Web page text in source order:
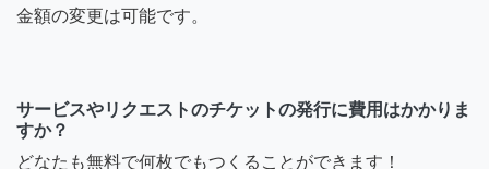
金額の変更は可能です。
サービスやリクエストのチケットの発行に費用はかかりま
すか？
どなたも無料で何枚でもつくることができます！